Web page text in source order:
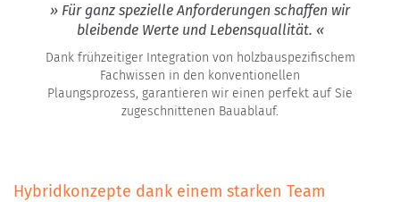
» Für ganz spezielle Anforderungen schaffen wir
bleibende Werte und Lebensquallität. «
Dank frühzeitiger Integration von holzbauspezifischem
Fachwissen in den konventionellen
Plaungsprozess, garantieren wir einen perfekt auf Sie
zugeschnittenen Bauablauf.
Hybridkonzepte dank einem starken Team